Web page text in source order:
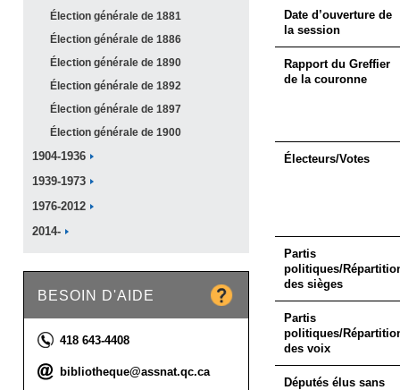
Élection générale de 1881
Élection générale de 1886
Élection générale de 1890
Élection générale de 1892
Élection générale de 1897
Élection générale de 1900
1904-1936
1939-1973
1976-2012
2014-
BESOIN D'AIDE
Téléphone :
418 643-4408
Courriel :
bibliotheque@assnat.qc.ca
Date d’ouverture de
la session
Rapport du Greffier
de la couronne
Électeurs/Votes
Partis
politiques/
des sièges
Partis
politiques/
des voix
Députés élus sans